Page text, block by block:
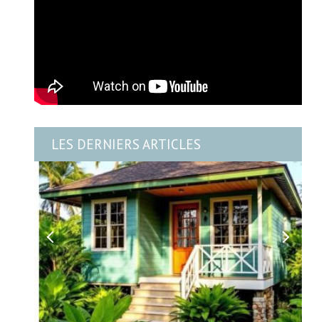
LES DERNIERS ARTICLES